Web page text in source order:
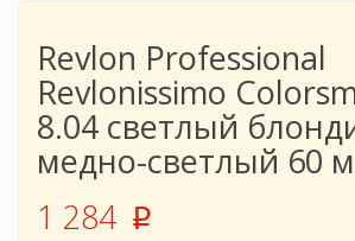
Revlon Professional
Revlonissimo
8.04 светлый
медно-светлый 60
1 284 p